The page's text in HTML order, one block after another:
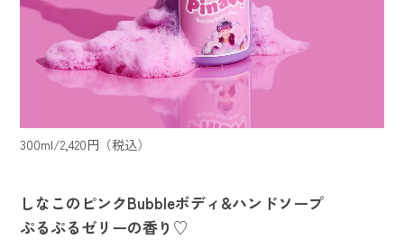
300ml/2,420円（税込）
しなこのピンクBubbleボディ&ハンドソープ
ぷるぷるゼリーの香り♡